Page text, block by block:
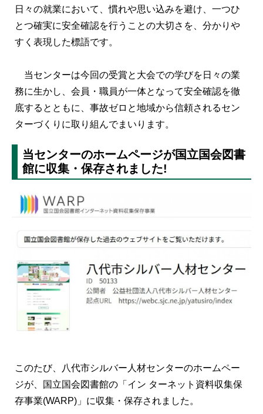
日々の就業において、慣れや思い込みを避け、一つひ
とつ確実に安全確認を行うことの大切さを、分かりや
すく表現した標語です。
当センターは今回の受賞と大会での学びを日々の業
務に生かし、会員・職員が一体となって安全確認を徹
底するとともに、事故ゼロと地域から信頼されるセン
ターづくりに取り組んでまいります。
当センターのホームページが国立国会図書
館に収集・保存されました!
このたび、八代市シルバー人材センターのホームペー
ジが、国立国会図書館の「イン ターネット資料収集保
存事業(WARP)」に収集・保存されました。